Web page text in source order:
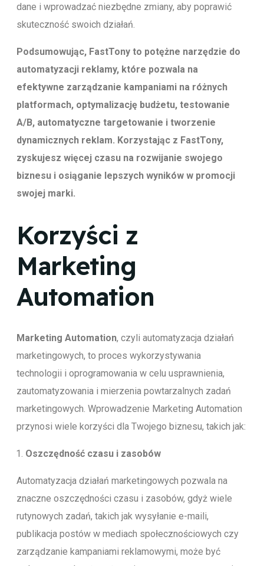
dane i wprowadzać niezbędne zmiany, aby poprawić
skuteczność swoich działań.
Podsumowując, FastTony to potężne narzędzie do
automatyzacji reklamy, które pozwala na
efektywne zarządzanie kampaniami na różnych
platformach, optymalizację budżetu, testowanie
A/B, automatyczne targetowanie i tworzenie
dynamicznych reklam. Korzystając z FastTony,
zyskujesz więcej czasu na rozwijanie swojego
biznesu i osiąganie lepszych wyników w promocji
swojej marki.
Korzyści z
Marketing
Automation
Marketing Automation, czyli automatyzacja działań
marketingowych, to proces wykorzystywania
technologii i oprogramowania w celu usprawnienia,
zautomatyzowania i mierzenia powtarzalnych zadań
marketingowych. Wprowadzenie Marketing Automation
przynosi wiele korzyści dla Twojego biznesu, takich jak:
Oszczędność czasu i zasobów
Automatyzacja działań marketingowych pozwala na
znaczne oszczędności czasu i zasobów, gdyż wiele
rutynowych zadań, takich jak wysyłanie e-maili,
publikacja postów w mediach społecznościowych czy
zarządzanie kampaniami reklamowymi, może być